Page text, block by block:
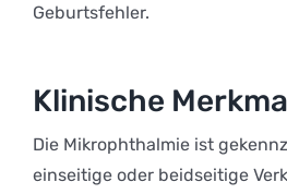
Geburtsfehler.
Klinische
Die Mikrophthalmie ist
einseitige oder beidseitige